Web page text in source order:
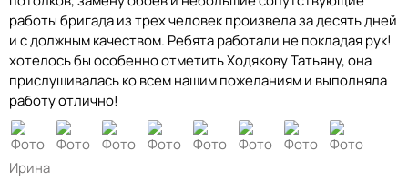
работы бригада из трех человек произвела за десять дней
и с должным качеством. Ребята работали не покладая рук!
хотелось бы особенно отметить Ходякову Татьяну, она
прислушивалась ко всем нашим пожеланиям и выполняла
работу отлично!
Ирина